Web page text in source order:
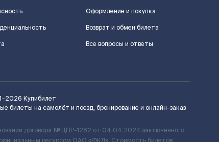
Оформление и покупка
Возврат и обмен билета
Все вопросы и ответы
Купибилет
билеты на самолёт и поезд, бронирование и онлайн-заказ
договора № ЦПР-1282 от 04.04.2024 заключенного